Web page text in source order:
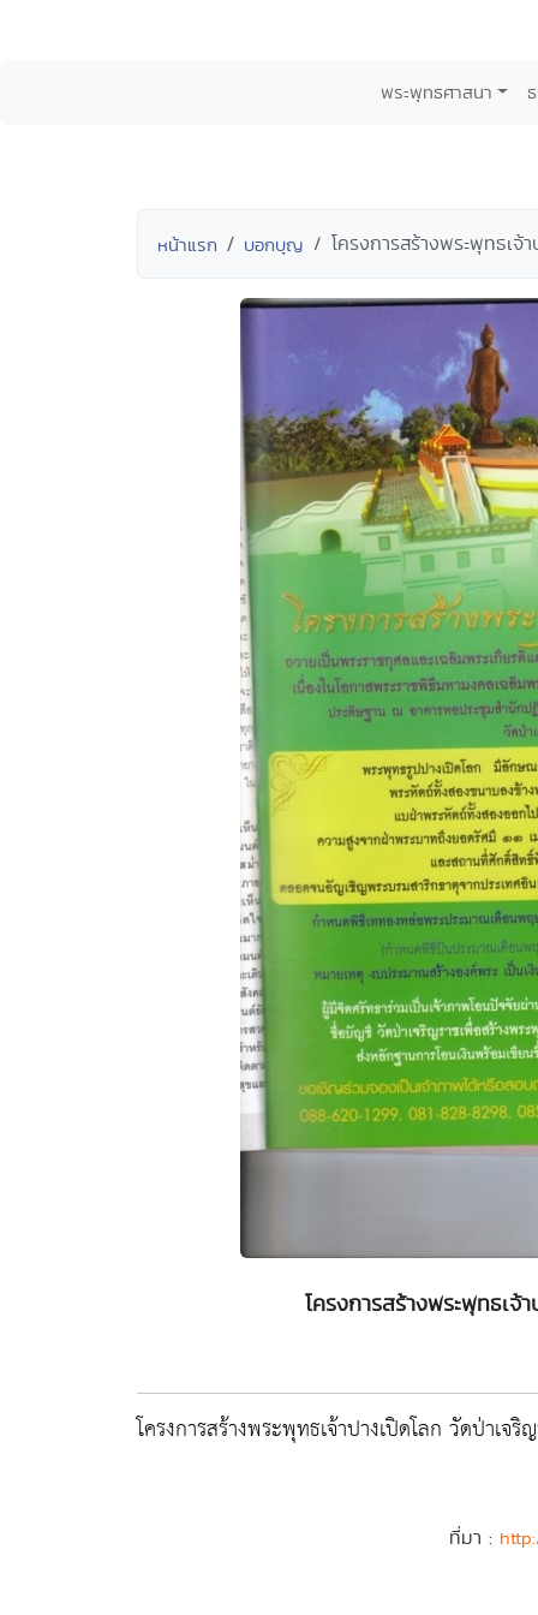
พระพุทธศาสนา
หน้าแรก บอกบุญ โครงการสร้างพระพุทธเจ้
โครงการสร้างพระพุทธเจ้
โครงการสร้างพระพุทธเจ้าปางเปิดโลก วัดป่าเจ
ที่มา :